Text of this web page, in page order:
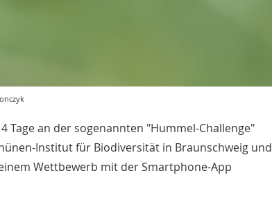
an der sogenannten "Hummel-Challenge"
Institut für Biodiversität in Braunschweig und
Wettbewerb mit der Smartphone-App